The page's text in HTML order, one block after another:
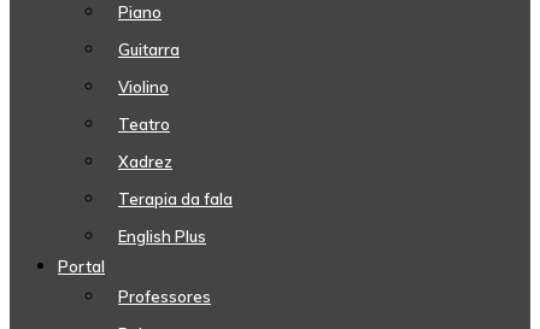
Piano
Guitarra
Violino
Teatro
Xadrez
Terapia da fala
English Plus
Portal
Professores